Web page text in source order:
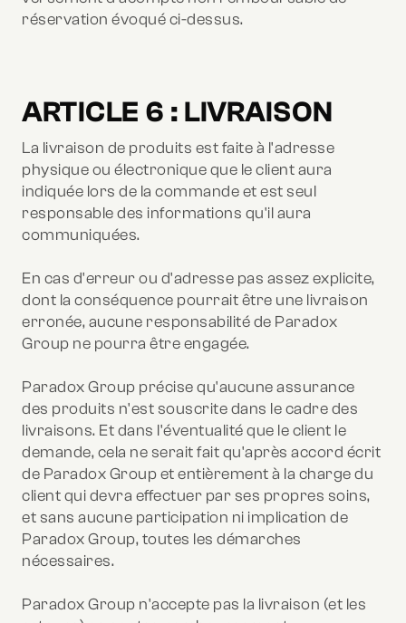
réservation évoqué ci-dessus.
ARTICLE 6 : LIVRAISON
La livraison de produits est faite à l'adresse
physique ou électronique que le client aura
indiquée lors de la commande et est seul
responsable des informations qu'il aura
communiquées.
En cas d'erreur ou d'adresse pas assez explicite,
dont la conséquence pourrait être une livraison
erronée, aucune responsabilité de Paradox
Group ne pourra être engagée.
Paradox Group précise qu'aucune assurance
des produits n'est souscrite dans le cadre des
livraisons. Et dans l'éventualité que le client le
demande, cela ne serait fait qu'après accord écrit
de Paradox Group et entièrement à la charge du
client qui devra effectuer par ses propres soins,
et sans aucune participation ni implication de
Paradox Group, toutes les démarches
nécessaires.
Paradox Group n'accepte pas la livraison (et les